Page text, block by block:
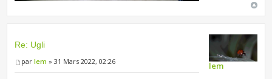
Re: Ugli
parlem » 31 Mars 2022, 02:26 lem